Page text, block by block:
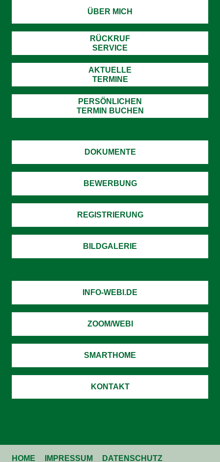
ÜBER MICH
RÜCKRUF
SERVICE
AKTUELLE
TERMINE
PERSÖNLICHEN
TERMIN BUCHEN
DOKUMENTE
BEWERBUNG
REGISTRIERUNG
BILDGALERIE
INFO-WEBI.DE
ZOOM/WEBI
SMARTHOME
KONTAKT
HOME IMPRESSUM DATENSCHUTZ